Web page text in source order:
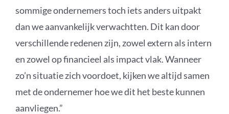
sommige ondernemers toch iets anders uitpakt
dan weaanvankelijkverwachtten. Dit kan door
verschillende redenen zijn, zowel extern als intern
en zowel op financieel als impact vlak. Wanneer
zo’n situatie zich voordoet, kijken we altijd samen
met de ondernemer hoe we dit het beste kunnen
aanvliegen.”